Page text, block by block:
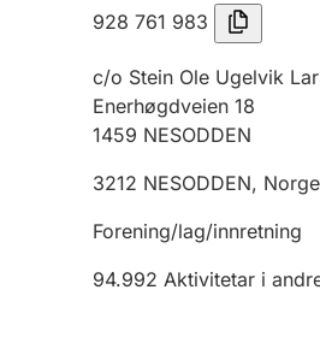
928 761 983
c/o Stein Ole Ugelvik
Enerhøgdveien 18
1459 NESODDEN
3212 NESODDEN, Norge
Forening/lag/innretning
94.992 Aktivitetar i